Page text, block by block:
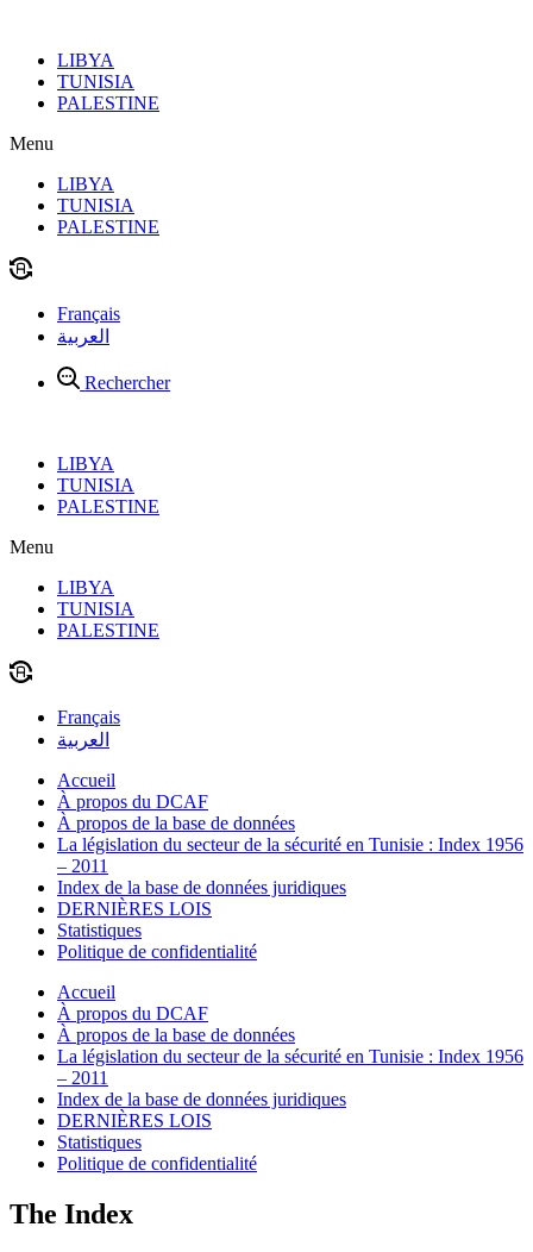
contenuLIBYA
TUNISIA
PALESTINE
Menu
LIBYA
TUNISIA
PALESTINE
Français
العربية
Rechercher
LIBYA
TUNISIA
PALESTINE
Menu
LIBYA
TUNISIA
PALESTINE
Français
العربية
Accueil
À propos du DCAF
À propos de la base de données
La législation du secteur de la sécurité en Tunisie : Index 1956
– 2011
Index de la base de données juridiques
DERNIÈRES LOIS
Statistiques
Politique de confidentialité
Accueil
À propos du DCAF
À propos de la base de données
La législation du secteur de la sécurité en Tunisie : Index 1956
– 2011
Index de la base de données juridiques
DERNIÈRES LOIS
Statistiques
Politique de confidentialité
The Index